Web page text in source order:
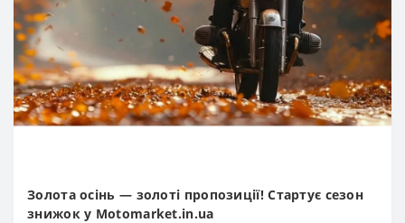
Золота осінь — золоті пропозиції! Стартує сезон
знижок у Motomarket.in.ua